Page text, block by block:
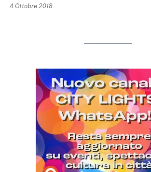
4 Ottobre 2018